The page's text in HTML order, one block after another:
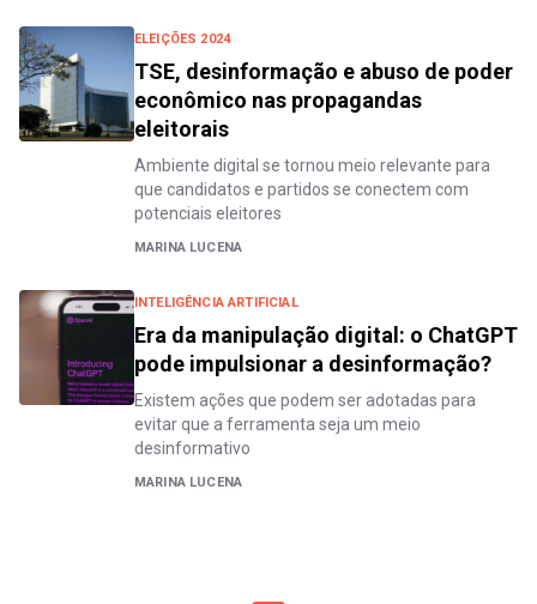
ELEIÇÕES 2024
TSE, desinformação e abuso de poder
econômico nas propagandas
eleitorais
Ambiente digital se tornou meio relevante para
que candidatos e partidos se conectem com
potenciais eleitores
MARINA LUCENA
INTELIGÊNCIA ARTIFICIAL
Era da manipulação digital: o ChatGPT
pode impulsionar a desinformação?
Existem ações que podem ser adotadas para
evitar que a ferramenta seja um meio
desinformativo
MARINA LUCENA